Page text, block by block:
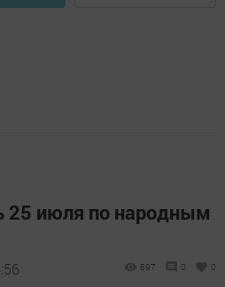
25 июля по народным
897 0 0